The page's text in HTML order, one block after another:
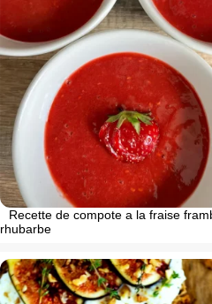
Recette de compote a la fraise
rhubarbe